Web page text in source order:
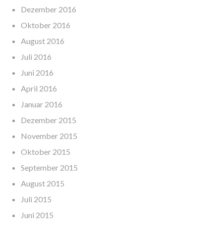
Dezember 2016
Oktober 2016
August 2016
Juli 2016
Juni 2016
April 2016
Januar 2016
Dezember 2015
November 2015
Oktober 2015
September 2015
August 2015
Juli 2015
Juni 2015